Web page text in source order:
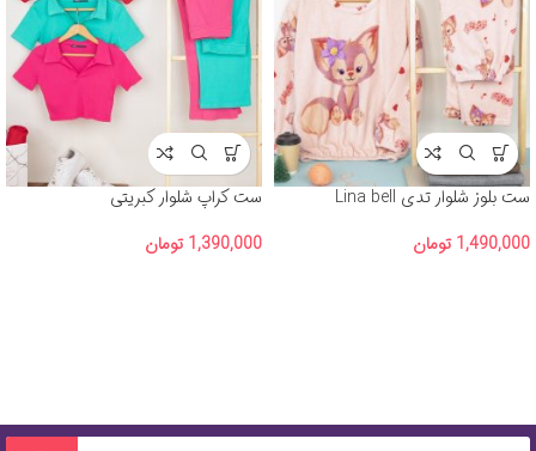
ست بلوز شلوار تدی Lina bell
1,490,000 تومان
ست کراپ شلوار کبریتی
1,390,000 تومان